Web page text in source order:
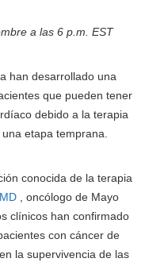
a las 6 p.m. EST
han desarrollado una
que pueden tener
debido a la terapia
etapa temprana.
conocida de la terapia
, oncólogo de Mayo
clínicos han confirmado
con cáncer de
la supervivencia de las